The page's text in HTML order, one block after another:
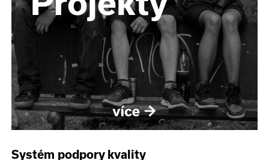
Systém podpory kvality